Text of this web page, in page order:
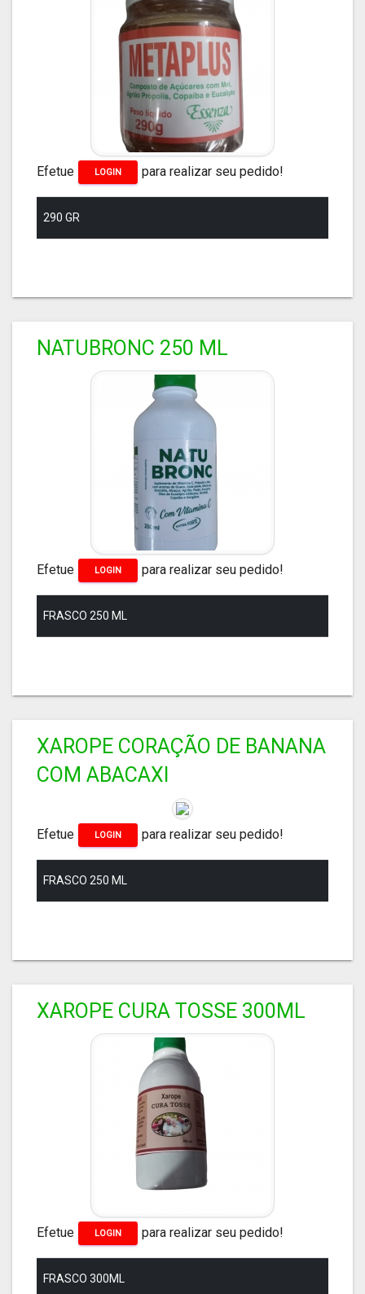
Efetue LOGIN para realizar seu pedido!
290 GR
NATUBRONC 250 ML
Efetue LOGIN para realizar seu pedido!
FRASCO 250 ML
XAROPE CORAÇÃO DE BANANA
COM ABACAXI
Efetue LOGIN para realizar seu pedido!
FRASCO 250 ML
XAROPE CURA TOSSE 300ML
Efetue LOGIN para realizar seu pedido!
FRASCO 300ML